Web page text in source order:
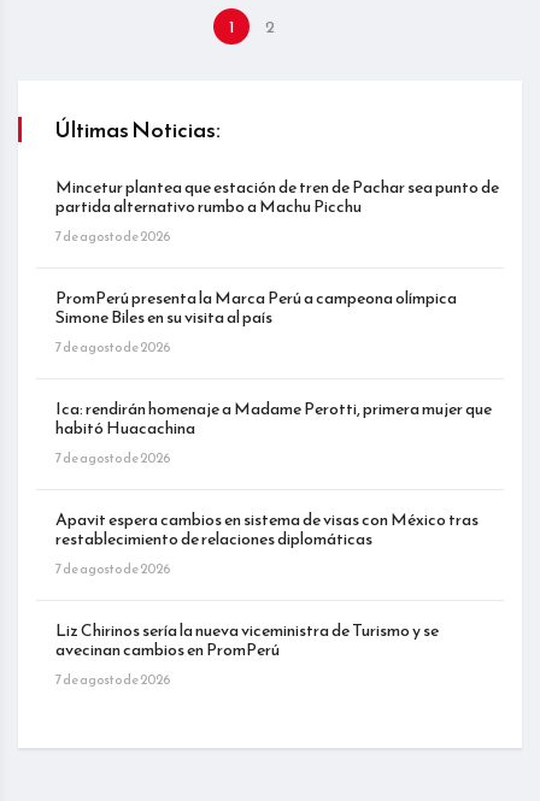
1 2
Últimas Noticias:
Mincetur plantea que estación de tren de Pachar sea punto de
partida alternativo rumbo a Machu Picchu
7 de agosto de 2026
PromPerú presenta la Marca Perú a campeona olímpica
Simone Biles en su visita al país
7 de agosto de 2026
Ica: rendirán homenaje a Madame Perotti, primera mujer que
habitó Huacachina
7 de agosto de 2026
Apavit espera cambios en sistema de visas con México tras
restablecimiento de relaciones diplomáticas
7 de agosto de 2026
Liz Chirinos sería la nueva viceministra de Turismo y se
avecinan cambios en PromPerú
7 de agosto de 2026